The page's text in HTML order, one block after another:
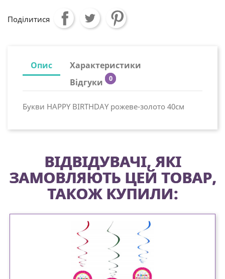
Поділитися
Опис
Характеристики
Відгуки
0
Букви HAPPY BIRTHDAY рожеве-золото 40см
ВІДВІДУВАЧІ, ЯКІ
ЗАМОВЛЯЮТЬ ЦЕЙ ТОВАР,
ТАКОЖ КУПИЛИ: